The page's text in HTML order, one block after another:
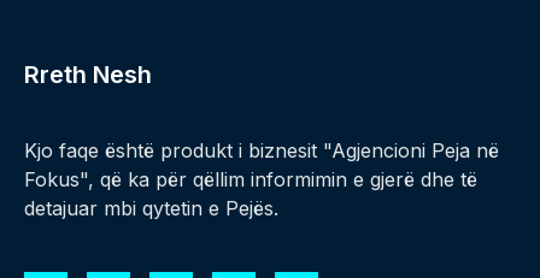
Rreth Nesh
Kjo faqe është produkt i biznesit "Agjencioni Peja në
Fokus", që ka për qëllim informimin e gjerë dhe të
detajuar mbi qytetin e Pejës.